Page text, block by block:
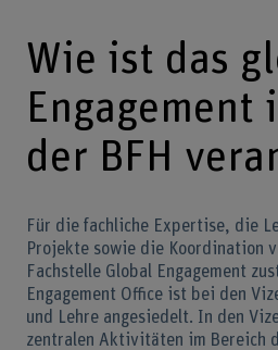
Wie ist das
Engagement
der BFH
Für die fachliche Expertise, die
Projekte sowie die Koordination
Fachstelle Global Engagement
Engagement Office ist bei den
und Lehre angesiedelt. In den
zentralen Aktivitäten im Bereich